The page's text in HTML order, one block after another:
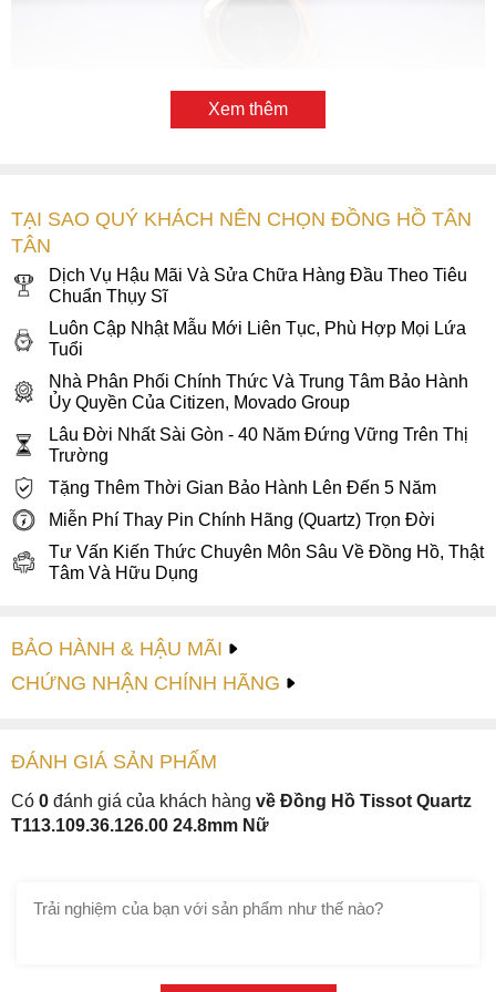
T113.109.36.126.00 được thiết kế đơn giản với hiển thị chỉ
hai kim dạng alpha. Mặt số khảm xà cừ xanh dương được
T113.109.36.126.00 trở nên lung linh và kiêu kỳ hơn, mang
đến vẻ ngoài đắt giá cho thiết kế. Một kiểu thiết kế
nữ tuy đơn giản nhưng lại là đỉnh cao của phong cách thanh
Đồng hồ sở hữu kích thước 24.80mmx22.58mm, độ dày
quốc gia từ Châu Âu tới Châu Á. Đặc biệt kết cấu khóa cài
đơn giản khiến cho việc điều chỉnh độ dài dây sao cho phù
hợp với cỡ tay trở nên dễ dàng và thuận tiện hơn.
Để tránh gây ra sự nhàm chán và phù hợp với nhu cầu tiêu
Xem thêm
TẠI SAO QUÝ KHÁCH NÊN CHỌN ĐỒNG HỒ TÂN
TÂN
Dịch Vụ Hậu Mãi Và Sửa Chữa Hàng Đầu Theo Tiêu
Chuẩn Thụy Sĩ
Luôn Cập Nhật Mẫu Mới Liên Tục, Phù Hợp Mọi Lứa
Tuổi
Nhà Phân Phối Chính Thức Và Trung Tâm Bảo Hành
Ủy Quyền Của Citizen, Movado Group
Lâu Đời Nhất Sài Gòn - 40 Năm Đứng Vững Trên Thị
Trường
Tặng Thêm Thời Gian Bảo Hành Lên Đến 5 Năm
Miễn Phí Thay Pin Chính Hãng (Quartz) Trọn Đời
Tư Vấn Kiến Thức Chuyên Môn Sâu Về Đồng Hồ, Thật
Tâm Và Hữu Dụng
BẢO HÀNH & HẬU MÃI
CHỨNG NHẬN CHÍNH HÃNG
ĐÁNH GIÁ SẢN PHẤM
Có 0 đánh giá của khách hàng về Đồng Hồ Tissot Quartz
T113.109.36.126.00 24.8mm Nữ